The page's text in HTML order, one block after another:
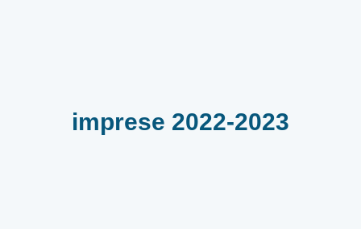
imprese 2022-2023